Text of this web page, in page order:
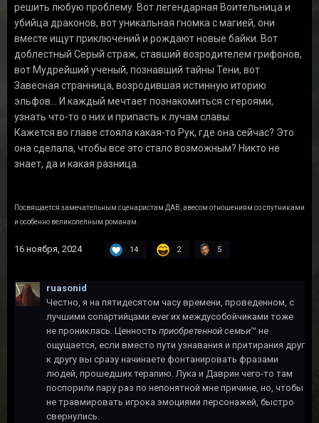
решить любую проблему. Вот легендарная Воительница и
убийца драконов, вот уникальная гномка с магией, они
вместе ищут приключений и рождают новые байки. Вот
доблестный Серый страж, ставший возродителем грифонов,
вот Мудрейший ученый, познавший тайны Тени, вот
Завесная странница, возродившая истинную иторию
эльфов... И каждый мечтает познакомиться с героями,
узнать что-то о них и припасть к лучам славы.
Кажется во главе стояла какая-то Рук, где она сейчас? Это
она сделала, чтобы все это стало возможным? Никто не
знает, да и какая разница.
Посвящается замечательным сценаристам ДАВ, авесом отношениям со спутниками
и особенно великолепным романам.
16 ноября, 2024 14 2 5
ruasonid
Честно, я на пятидесятом часу времени, проведенном, с
лучшими сопартийцами ever их междусобойчиками тоже
не прониклась. Ценность приобретенной семьи™ не
ощущается, если вместо пути узнавания и притирания друг
к другу вы сразу начинаете фонтанировать фразами
людей, прошедших терапию. Лука и Даврин чего-то там
поспорили пару раз по непонятной мне причине, но, чтобы
не травмировать игрока эмоциями персонажей, быстро
свернулись.